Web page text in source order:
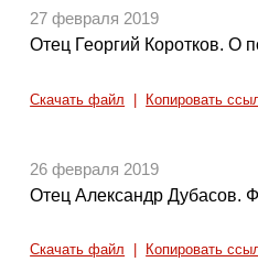
27 февраля 2019
Отец Георгий Коротков. О
Скачать файл Копировать
26 февраля 2019
Отец Александр Дубасов.
Скачать файл Копировать